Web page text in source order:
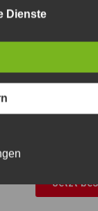
die
einen
die
zu gestalten
Jetzt
Dienste